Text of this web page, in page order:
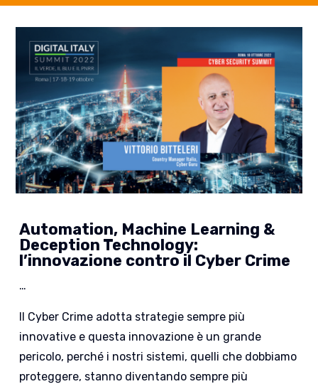
Automation, Machine Learning &
Deception Technology:
l’innovazione contro il Cyber Crime
…
Il Cyber Crime adotta strategie sempre più
innovative e questa innovazione è un grande
pericolo, perché i nostri sistemi, quelli che dobbiamo
proteggere, stanno diventando sempre più